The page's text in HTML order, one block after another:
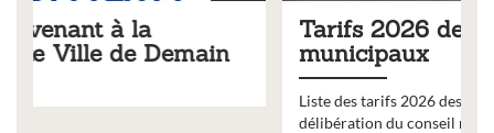
Tarifs 2026 des services
municipaux
Liste des tarifs 2026 des services municipaux,
délibération du conseil municipal du 19 décembre 2025